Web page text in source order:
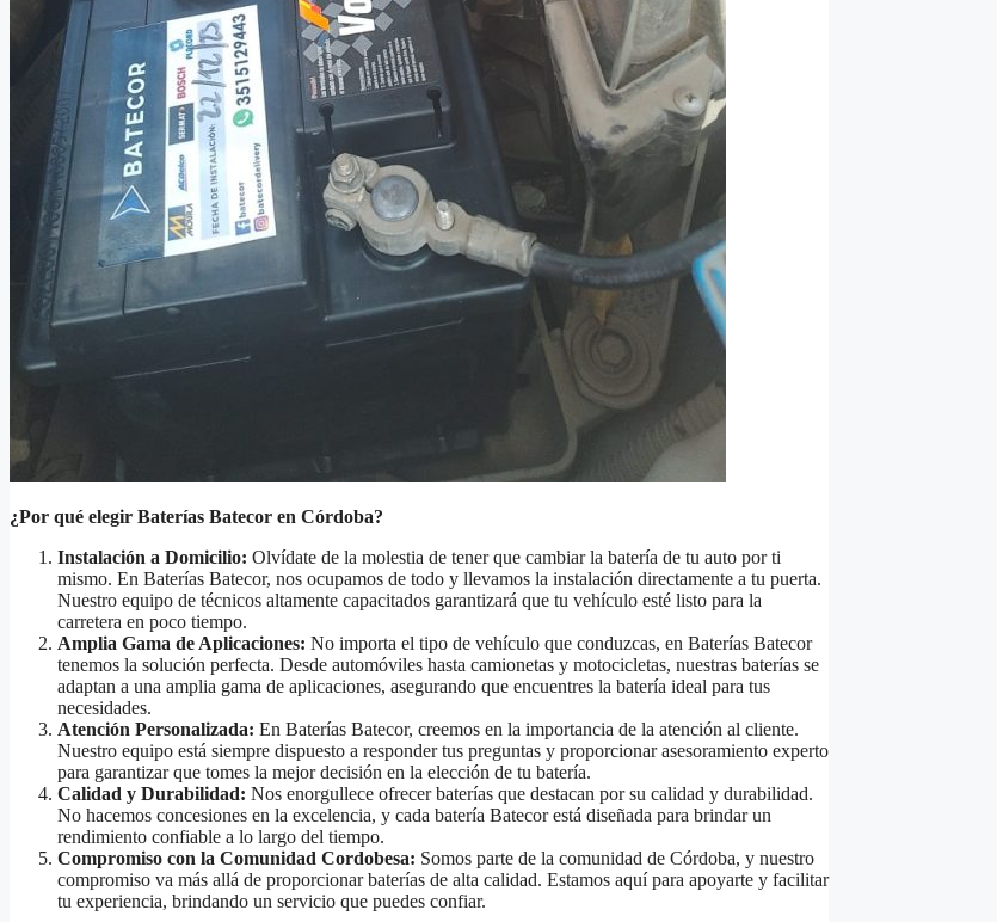
¿Por qué elegir Baterías Batecor en Córdoba?
Instalación a Domicilio: Olvídate de la molestia de tener que cambiar la batería de tu auto por ti
mismo. En Baterías Batecor, nos ocupamos de todo y llevamos la instalación directamente a tu puerta.
Nuestro equipo de técnicos altamente capacitados garantizará que tu vehículo esté listo para la
carretera en poco tiempo.
Amplia Gama de Aplicaciones: No importa el tipo de vehículo que conduzcas, en Baterías Batecor
tenemos la solución perfecta. Desde automóviles hasta camionetas y motocicletas, nuestras baterías se
adaptan a una amplia gama de aplicaciones, asegurando que encuentres la batería ideal para tus
necesidades.
Atención Personalizada: En Baterías Batecor, creemos en la importancia de la atención al cliente.
Nuestro equipo está siempre dispuesto a responder tus preguntas y proporcionar asesoramiento experto
para garantizar que tomes la mejor decisión en la elección de tu batería.
Calidad y Durabilidad: Nos enorgullece ofrecer baterías que destacan por su calidad y durabilidad.
No hacemos concesiones en la excelencia, y cada batería Batecor está diseñada para brindar un
rendimiento confiable a lo largo del tiempo.
Compromiso con la Comunidad Cordobesa: Somos parte de la comunidad de Córdoba, y nuestro
compromiso va más allá de proporcionar baterías de alta calidad. Estamos aquí para apoyarte y facilitar
tu experiencia, brindando un servicio que puedes confiar.